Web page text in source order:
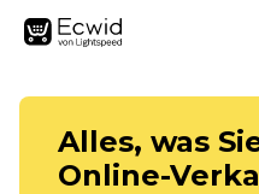
Alles, was
Online-